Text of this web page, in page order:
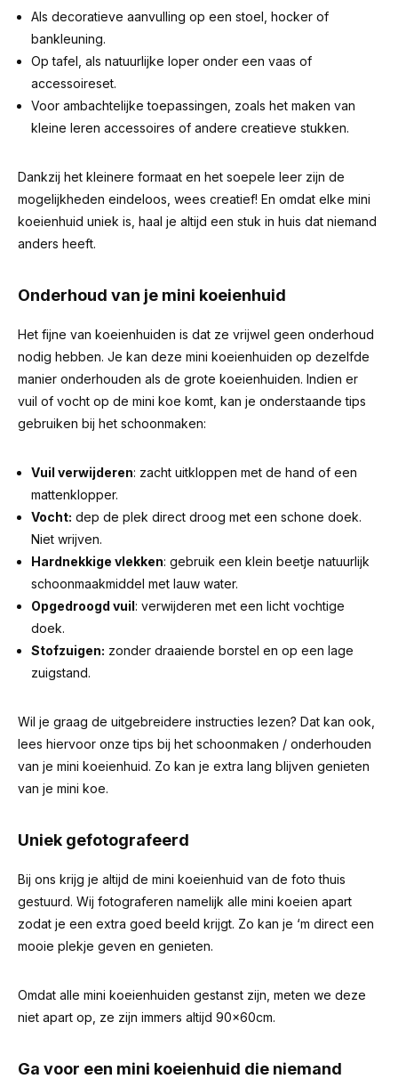
Als decoratieve aanvulling op een stoel, hocker of
bankleuning.
Op tafel, als natuurlijke loper onder een vaas of
accessoireset.
Voor ambachtelijke toepassingen, zoals het maken van
kleine leren accessoires of andere creatieve stukken.
Dankzij het kleinere formaat en het soepele leer zijn de
mogelijkheden eindeloos, wees creatief! En omdat elke mini
koeienhuid uniek is, haal je altijd een stuk in huis dat niemand
anders heeft.
Onderhoud van je mini koeienhuid
Het fijne van koeienhuiden is dat ze vrijwel geen onderhoud
nodig hebben. Je kan deze mini koeienhuiden op dezelfde
manier onderhouden als de grote koeienhuiden. Indien er
vuil of vocht op de mini koe komt, kan je onderstaande tips
gebruiken bij het schoonmaken:
Vuil verwijderen: zacht uitkloppen met de hand of een
mattenklopper.
Vocht: dep de plek direct droog met een schone doek.
Niet wrijven.
Hardnekkige vlekken: gebruik een klein beetje natuurlijk
schoonmaakmiddel met lauw water.
Opgedroogd vuil: verwijderen met een licht vochtige
doek.
Stofzuigen: zonder draaiende borstel en op een lage
zuigstand.
Wil je graag de uitgebreidere instructies lezen? Dat kan ook,
lees hiervoor onze tips bij het schoonmaken / onderhouden
van je mini koeienhuid. Zo kan je extra lang blijven genieten
van je mini koe.
Uniek gefotografeerd
Bij ons krijg je altijd de mini koeienhuid van de foto thuis
gestuurd. Wij fotograferen namelijk alle mini koeien apart
zodat je een extra goed beeld krijgt. Zo kan je ‘m direct een
mooie plekje geven en genieten.
Omdat alle mini koeienhuiden gestanst zijn, meten we deze
niet apart op, ze zijn immers altijd 90x60cm.
Ga voor een mini koeienhuid die niemand